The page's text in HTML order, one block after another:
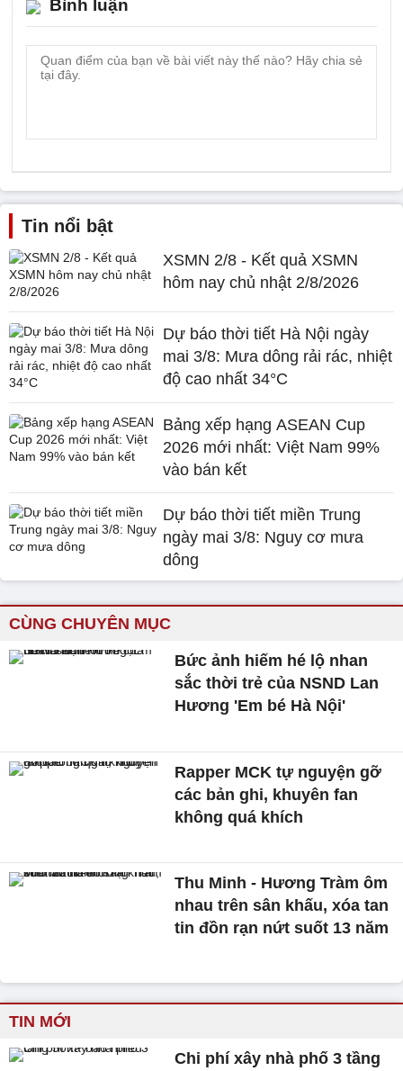
Bình luận
Tin nổi bật
XSMN 2/8 - Kết quả XSMN
hôm nay chủ nhật 2/8/2026
Dự báo thời tiết Hà Nội ngày
mai 3/8: Mưa dông rải rác, nhiệt
độ cao nhất 34°C
Bảng xếp hạng ASEAN Cup
2026 mới nhất: Việt Nam 99%
vào bán kết
Dự báo thời tiết miền Trung
ngày mai 3/8: Nguy cơ mưa
dông
CÙNG CHUYÊN MỤC
Bức ảnh hiếm hé lộ nhan
sắc thời trẻ của NSND Lan
Hương 'Em bé Hà Nội'
Rapper MCK tự nguyện gỡ
các bản ghi, khuyên fan
không quá khích
Thu Minh - Hương Tràm ôm
nhau trên sân khấu, xóa tan
tin đồn rạn nứt suốt 13 năm
TIN MỚI
Chi phí xây nhà phố 3 tầng